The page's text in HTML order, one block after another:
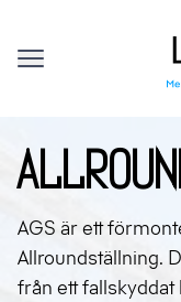
AGS är ett
Allroundställning.
från ett